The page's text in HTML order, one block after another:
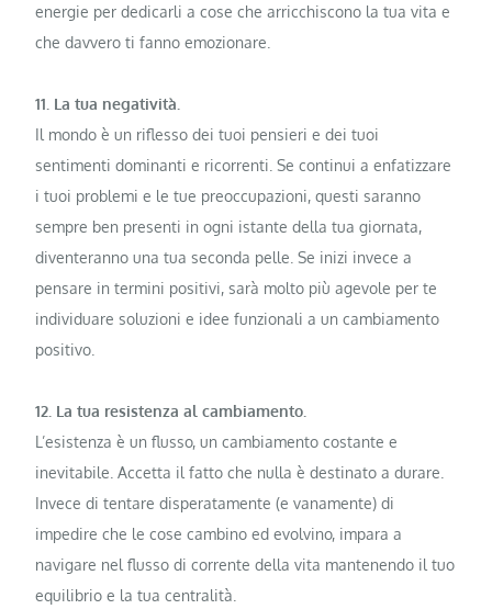
energie per dedicarli a cose che arricchiscono la tua vita e
che davvero ti fanno emozionare.
11. La tua negatività.
Il mondo è un riflesso dei tuoi pensieri e dei tuoi
sentimenti dominanti e ricorrenti. Se continui a enfatizzare
i tuoi problemi e le tue preoccupazioni, questi saranno
sempre ben presenti in ogni istante della tua giornata,
diventeranno una tua seconda pelle. Se inizi invece a
pensare in termini positivi, sarà molto più agevole per te
individuare soluzioni e idee funzionali a un cambiamento
positivo.
12. La tua resistenza al cambiamento.
L’esistenza è un flusso, un cambiamento costante e
inevitabile. Accetta il fatto che nulla è destinato a durare.
Invece di tentare disperatamente (e vanamente) di
impedire che le cose cambino ed evolvino, impara a
navigare nel flusso di corrente della vita mantenendo il tuo
equilibrio e la tua centralità.